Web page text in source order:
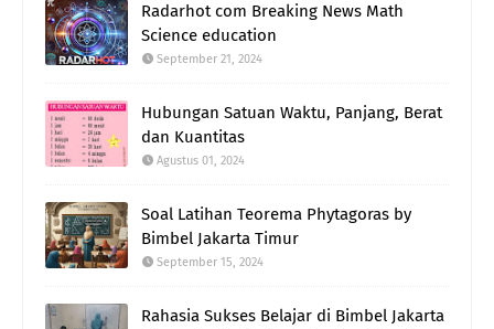
Radarhot com Breaking News Math
Science education
September 21, 2024
Hubungan Satuan Waktu, Panjang, Berat
dan Kuantitas
Agustus 01, 2024
Soal Latihan Teorema Phytagoras by
Bimbel Jakarta Timur
September 15, 2024
Rahasia Sukses Belajar di Bimbel Jakarta